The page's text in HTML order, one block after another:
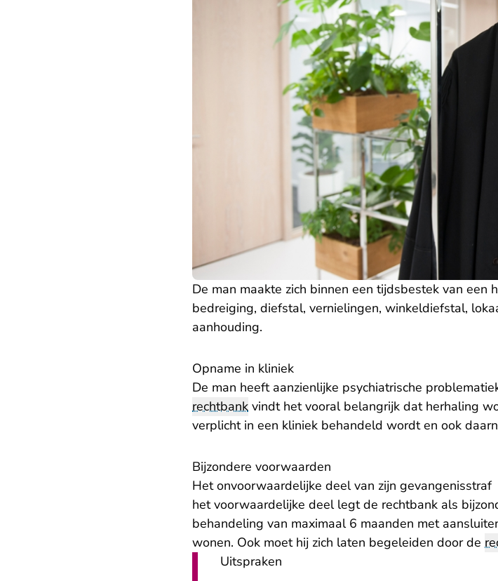
De man maakte zich binnen een tijdsbestek van een
bedreiging, diefstal, vernielingen, winkeldiefstal,
aanhouding.
Opname in kliniek
De man heeft aanzienlijke psychiatrische
rechtbank vindt het vooral belangrijk dat herhaling
verplicht in een kliniek behandeld wordt en ook
Bijzondere voorwaarden
Het onvoorwaardelijke deel van zijn
het voorwaardelijke deel legt de rechtbank als
behandeling van maximaal 6 maanden met
wonen. Ook moet hij zich laten begeleiden door de
Uitspraken